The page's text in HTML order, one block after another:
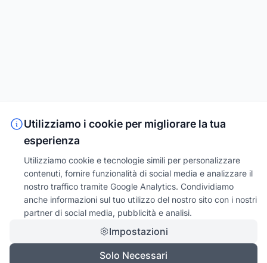
Utilizziamo i cookie per migliorare la tua
esperienza
Utilizziamo cookie e tecnologie simili per personalizzare
contenuti, fornire funzionalità di social media e analizzare il
nostro traffico tramite Google Analytics. Condividiamo
anche informazioni sul tuo utilizzo del nostro sito con i nostri
partner di social media, pubblicità e analisi.
Impostazioni
Solo Necessari